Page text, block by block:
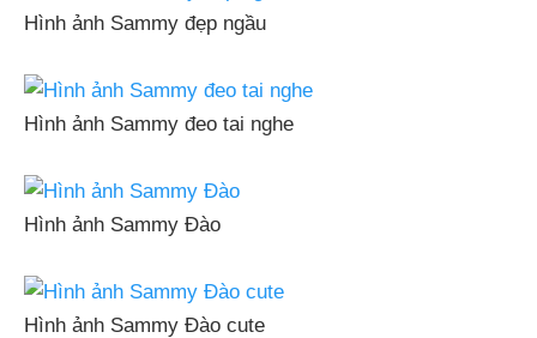
Hình ảnh Sammy đẹp ngầu
Hình ảnh Sammy đeo tai nghe
Hình ảnh Sammy Đào
Hình ảnh Sammy Đào cute